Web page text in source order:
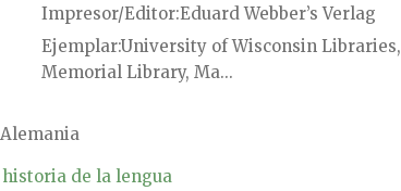
Impresor/Editor Eduard Webber’s Verlag
EjemplarUniversity of Wisconsin Libraries,
Memorial Library, Ma...
Alemania
de la lengua